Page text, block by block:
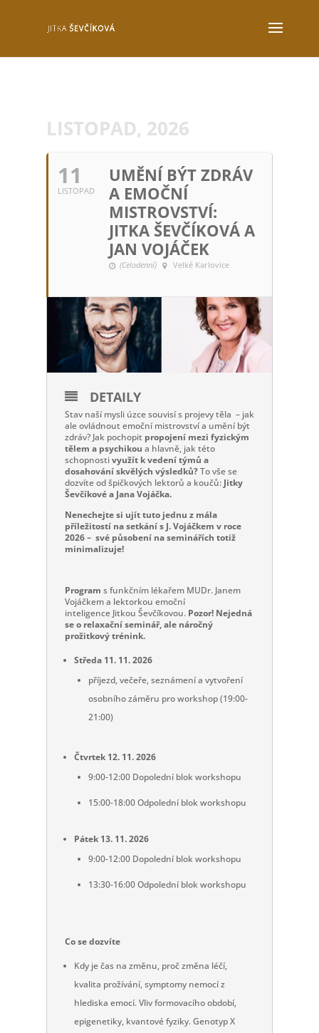
LISTOPAD, 2026
11
LISTOPAD
UMĚNÍ BÝT ZDRÁV
A EMOČNÍ
MISTROVSTVÍ:
JITKA ŠEVČÍKOVÁ A
JAN VOJÁČEK
(Celodenní) Velké Karlovice
DETAILY
Stav naší mysli úzce souvisí s projevy těla – jak
ale ovládnout emoční mistrovství a umění být
zdráv? Jak pochopit propojení mezi fyzickým
tělem a psychikou a hlavně, jak této
schopnostivyužít k vedení týmů a
dosahování skvělých výsledků?To vše se
dozvíte od špičkových lektorů a koučů: Jitky
Ševčíkové a Jana Vojáčka.
Nenechejte si ujít tuto jednu z mála
příležitostí na setkání s J. Vojáčkem v roce
2026 – své působení na seminářích totiž
minimalizuje!
Program s funkčním lékařem MUDr. Janem
Vojáčkem a lektorkou emoční
inteligence Jitkou Ševčíkovou. Pozor! Nejedná
se o relaxační seminář, ale náročný
prožitkový trénink.
Středa 11. 11. 2026
příjezd, večeře, seznámení a vytvoření
osobního záměru pro workshop (19:00-
21:00)
Čtvrtek 12. 11. 2026
9:00-12:00 Dopolední blok workshopu
15:00-18:00 Odpolední blok workshopu
Pátek 13. 11. 2026
9:00-12:00 Dopolední blok workshopu
13:30-16:00 Odpolední blok workshopu
Co se dozvíte
Kdy je čas na změnu, proč změna léčí,
kvalita prožívání, symptomy nemocí z
hlediska emocí. Vliv formovacího období,
epigenetiky, kvantové fyziky. Genotyp X